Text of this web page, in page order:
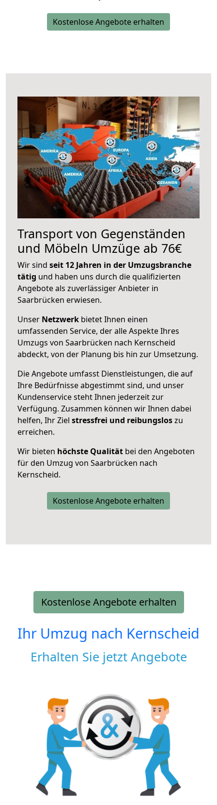
Kostenlose Angebote erhalten
Transport von Gegenständen
und Möbeln Umzüge ab 76€
Wir sind seit 12 Jahren in der Umzugsbranche
tätig und haben uns durch die qualifizierten
Angebote als zuverlässiger Anbieter in
Saarbrücken erwiesen.
Unser Netzwerk bietet Ihnen einen
umfassenden Service, der alle Aspekte Ihres
Umzugs von Saarbrücken nach Kernscheid
abdeckt, von der Planung bis hin zur Umsetzung.
Die Angebote umfasst Dienstleistungen, die auf
Ihre Bedürfnisse abgestimmt sind, und unser
Kundenservice steht Ihnen jederzeit zur
Verfügung. Zusammen können wir Ihnen dabei
helfen, Ihr Ziel stressfrei und reibungsloszu
erreichen.
Wir bieten höchste Qualität bei den Angeboten
für den Umzug von Saarbrücken nach
Kernscheid.
Kostenlose Angebote erhalten
Kostenlose Angebote erhalten
Ihr Umzug nach Kernscheid
Erhalten Sie jetzt Angebote